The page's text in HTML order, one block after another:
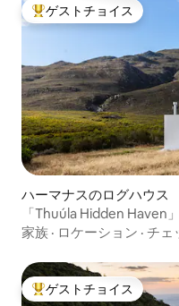
大好評のゲストチョイスで
ゲストチョイス
ハーマナスのログハウス
「Thuúla Hidden Haven」
家族 · ロケーション · チェ
大好評のゲストチョイス
ゲストチョイス